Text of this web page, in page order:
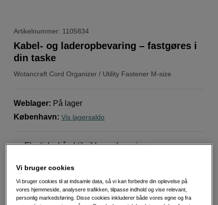
Artikelnummer: 1105834
Wotancraft Cord Organizer / Utility Fastener M-size
Kabel- og laderopbevaring – fastgøres i
din taske
Weblager: På lager
København: Vis lagersaldo
Elastiske bånd til sikker opbevaring
Passer også til opladere og småting
Mere information
Vi bruger cookies
Vi bruger cookies til at indsamle data, så vi kan forbedre din oplevelse på
vores hjemmeside, analysere trafikken, tilpasse indhold og vise relevant,
personlig markedsføring. Disse cookies inkluderer både vores egne og fra